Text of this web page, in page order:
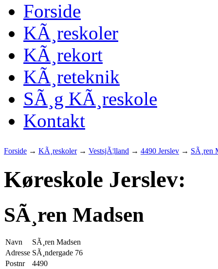
Forside
KÃ¸reskoler
KÃ¸rekort
KÃ¸reteknik
SÃ¸g KÃ¸reskole
Kontakt
Forside → KÃ¸reskoler→ VestsjÃ¦lland → 4490 Jerslev → SÃ¸ren
Køreskole Jerslev:
SÃ¸ren Madsen
Navn
SÃ¸ren Madsen
Adresse SÃ¸ndergade 76
Postnr
4490